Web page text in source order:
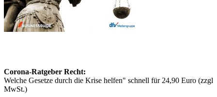
Corona-Ratgeber Recht:
Welche Gesetze durch die Krise helfen" schnell für 24,90 Euro (zzgl
MwSt.)